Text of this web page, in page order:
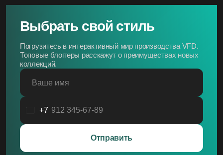
Выбрать свой стиль
Погрузитесь в интерактивный мир производства VFD.
Топовые блоггеры расскажут о преимуществах новых
коллекций.
Ваше имя
Россия
+7
Отправить